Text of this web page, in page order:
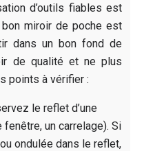
d’outils fiables est
miroir de poche est
dans un bon fond de
de qualité et ne plus
points à vérifier :
le reflet d’une
fenêtre, un carrelage). Si
ondulée dans le reflet,